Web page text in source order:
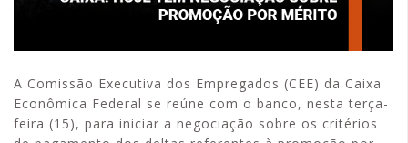
A Comissão Executiva dos Empregados (CEE) da Caixa
Econômica Federal se reúne com o banco, nesta terça-
feira (15), para iniciar a negociação sobre os critérios